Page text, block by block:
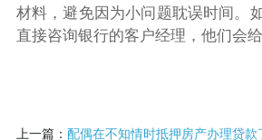
材料，避免因为小问题耽误时间。
直接咨询银行的客户经理，他们会
上一篇： 配偶在不知情时抵押房产办理贷款了怎么办